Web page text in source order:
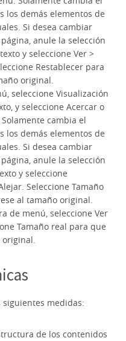
los demás elementos de
Si desea cambiar
anule la selección
y seleccione Ver >
Restablecer para
original.
seleccione Visualización
y seleccione Acercar o
cambia el
los demás elementos de
Si desea cambiar
anule la selección
y seleccione
Seleccione Tamaño
al tamaño original.
de menú, seleccione Ver
Tamaño real para que
original.
medidas:
de los contenidos